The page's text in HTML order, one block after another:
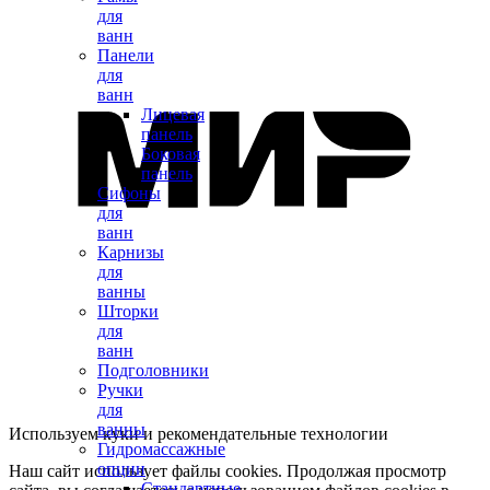
для
ванн
Панели
для
ванн
Лицевая
панель
Боковая
панель
Сифоны
для
ванн
Карнизы
для
ванны
Шторки
для
ванн
Подголовники
Ручки
для
ванны
Гидромассажные
опции
Используем куки и рекомендательные технологии
Наш сайт использует файлы cookies. Продолжая просмотр